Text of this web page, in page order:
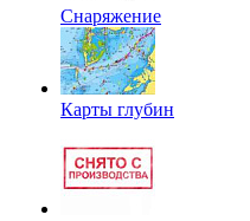
Снаряжение
Карты глубин